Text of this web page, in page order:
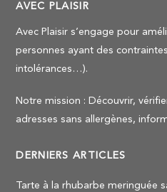
AVEC PLAISIR
Avec Plaisir s’engage pour
personnes ayant des
intolérances…).
Notre mission : Découvrir,
adresses sans allergènes,
DERNIERS ARTICLES
Tarte à la rhubarbe meringuée